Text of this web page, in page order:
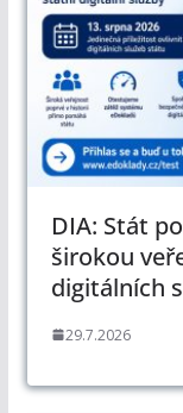
DIA: Stát
širokou
digitálních
29.7.2026